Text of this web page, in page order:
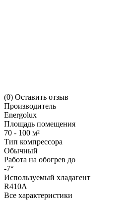
(0) Оставить отзыв
Производитель
Energolux
Площадь помещения
70 - 100 м²
Тип компрессора
Обычный
Работа на обогрев до
-7°
Используемый хладагент
R410A
Все характеристики